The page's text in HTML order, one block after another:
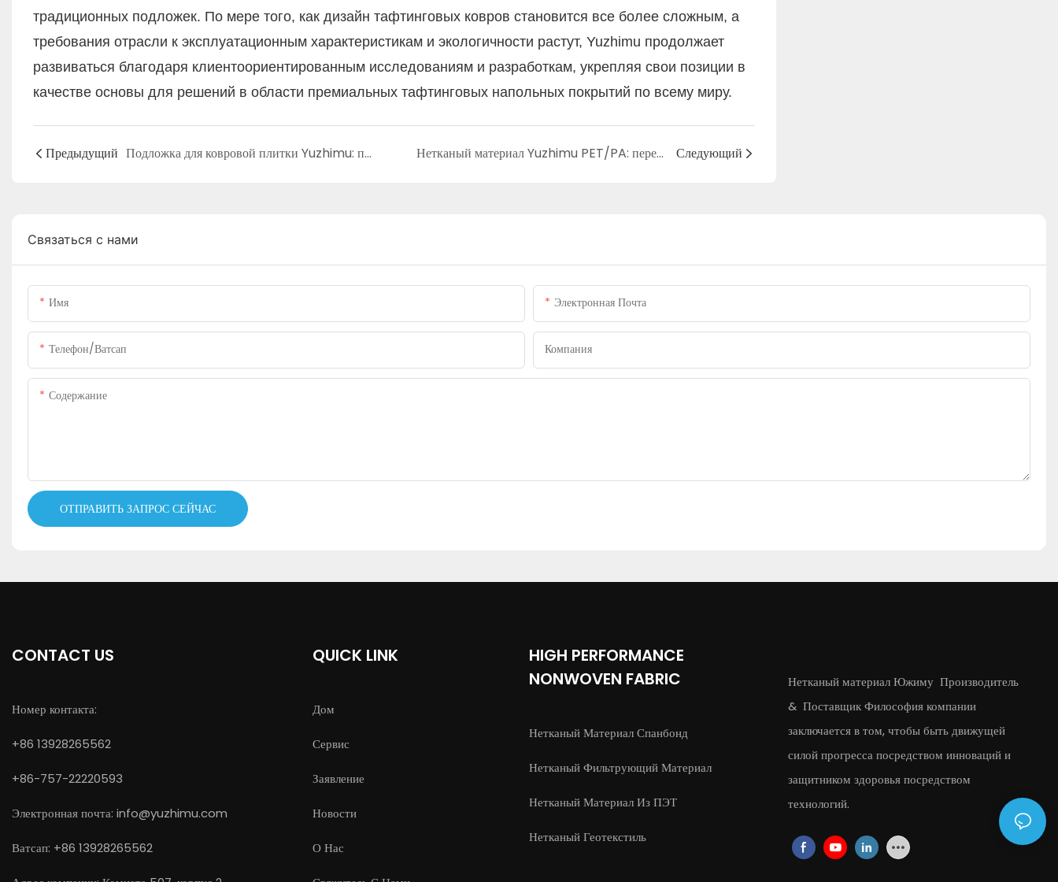
традиционных подложек. По мере того, как дизайн тафтинговых ковров становится все более сложным, а
требования отрасли к эксплуатационным характеристикам и экологичности растут, Yuzhimu продолжает
развиваться благодаря клиентоориентированным исследованиям и разработкам, укрепляя свои позиции в
качестве основы для решений в области премиальных тафтинговых напольных покрытий по всему миру.
Предыдущий Подложка для ковровой плитки Yuzhimu: переосмысление эксплуатационных характеристик и экологичности в решениях для ковровых покрытий. Нетканый материал Yuzhimu PET/PA: переосмысление высокоэффективных материалов. Следующий
Связаться с нами
Имя Электронная Почта
Телефон/ватсап Компания
Содержание
ОТПРАВИТЬ ЗАПРОС СЕЙЧАС
CONTACT US
Номер контакта:
+86 13928265562
+86-757-22220593
Электронная почта: info@yuzhimu.com
Ватсап: +86 13928265562
QUICK LINK
Дом
Сервис
Заявление
Новости
О Нас
HIGH PERFORMANCE
NONWOVEN FABRIC
Нетканый Материал Спанбонд
Нетканый Фильтрующий Материал
Нетканый Материал Из ПЭТ
Нетканый Геотекстиль
Нетканый материал Южиму Производитель
& ПоставщикФилософия компании
заключается в том, чтобы быть движущей
силой прогресса посредством инноваций и
защитником здоровья посредством
технологий.